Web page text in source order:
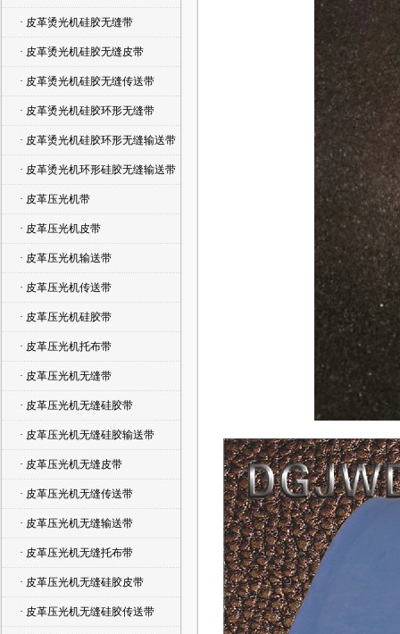
· 皮革烫光机硅胶无缝带
· 皮革烫光机硅胶无缝皮带
· 皮革烫光机硅胶无缝传送带
· 皮革烫光机硅胶环形无缝带
· 皮革烫光机硅胶环形无缝输送带
· 皮革烫光机环形硅胶无缝输送带
· 皮革压光机带
· 皮革压光机皮带
· 皮革压光机输送带
· 皮革压光机传送带
· 皮革压光机硅胶带
· 皮革压光机托布带
· 皮革压光机无缝带
· 皮革压光机无缝硅胶带
· 皮革压光机无缝硅胶输送带
· 皮革压光机无缝皮带
· 皮革压光机无缝传送带
· 皮革压光机无缝输送带
· 皮革压光机无缝托布带
· 皮革压光机无缝硅胶皮带
· 皮革压光机无缝硅胶传送带